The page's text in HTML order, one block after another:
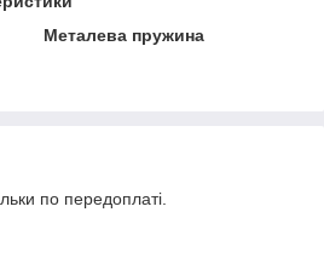
Металева пружина
по передоплаті.